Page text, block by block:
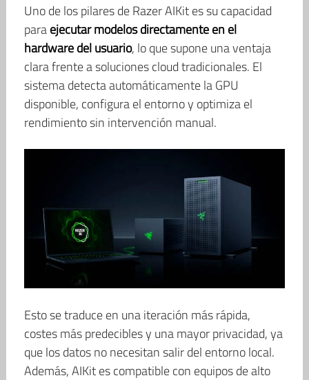
Uno de los pilares de Razer AIKit es su capacidad
paraejecutar modelos directamente en el
hardware del usuario, lo que supone una ventaja
clara frente a soluciones cloud tradicionales. El
sistema detecta automáticamente la GPU
disponible, configura el entorno y optimiza el
rendimiento sin intervención manual.
Esto se traduce en una iteración más rápida,
costes más predecibles y una mayor privacidad, ya
que los datos no necesitan salir del entorno local.
Además, AIKit es compatible con equipos de alto